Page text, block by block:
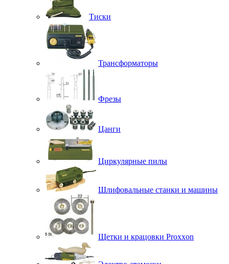
Тиски
Трансформаторы
Фрезы
Цанги
Циркулярные пилы
Шлифовальные станки и машины
Щетки и крацовки Proxxon